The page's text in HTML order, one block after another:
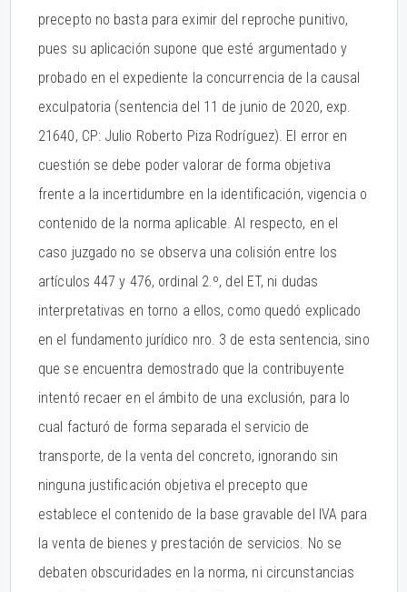
precepto no basta para eximir del reproche punitivo,
pues su aplicación supone que esté argumentado y
probado en el expediente la concurrencia de la causal
exculpatoria (sentencia del 11 de junio de 2020, exp.
21640, CP: Julio Roberto Piza Rodríguez). El error en
cuestión se debe poder valorar de forma objetiva
frente a la incertidumbre en la identificación, vigencia o
contenido de la norma aplicable. Al respecto, en el
caso juzgado no se observa una colisión entre los
artículos 447 y 476, ordinal 2.º, del ET, ni dudas
interpretativas en torno a ellos, como quedó explicado
en el fundamento jurídico nro. 3 de esta sentencia, sino
que se encuentra demostrado que la contribuyente
intentó recaer en el ámbito de una exclusión, para lo
cual facturó de forma separada el servicio de
transporte, de la venta del concreto, ignorando sin
ninguna justificación objetiva el precepto que
establece el contenido de la base gravable del IVA para
la venta de bienes y prestación de servicios. No se
debaten obscuridades en la norma, ni circunstancias